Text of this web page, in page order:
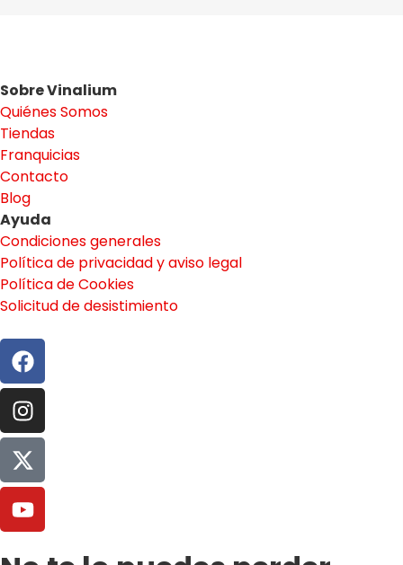
Sobre Vinalium
Quiénes Somos
Tiendas
Franquicias
Contacto
Blog
Ayuda
Condiciones generales
Política de privacidad y aviso legal
Política de Cookies
Solicitud de desistimiento